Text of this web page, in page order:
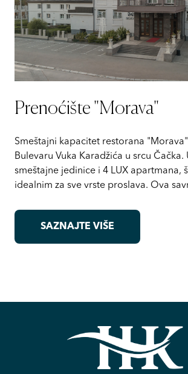
Prenoćište "Morava"
Smeštajni kapacitet restorana
Bulevaru Vuka Karadžića u srcu Čačka.
smeštajne jedinice i 4 LUX apartmana,
idealnim za sve vrste proslava. Ova
vas prelepim ambijentom i
kuhinje.SAZNAJTE VIŠE